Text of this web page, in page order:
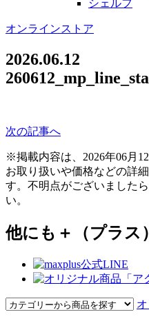
シェルフ
オンラインストア
2026.06.12
次の記事へ
※掲載内容は、2026年06月
お取り扱いや価格などの詳
す。不明点がございました
い。
他にも＋（プラ